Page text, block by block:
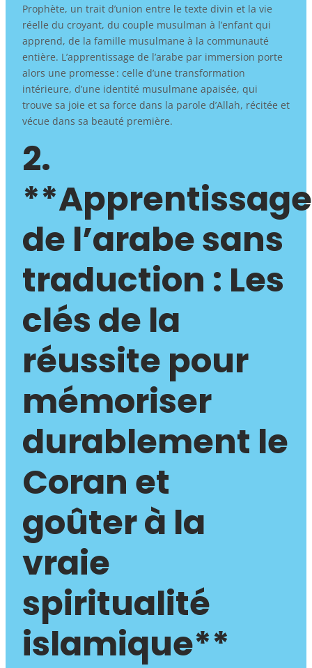
Prophète, un trait d’union entre le texte divin et la vie
réelle du croyant, du couple musulman à l’enfant qui
apprend, de la famille musulmane à la communauté
entière. L’apprentissage de l’arabe par immersion porte
alors une promesse : celle d’une transformation
intérieure, d’une identité musulmane apaisée, qui
trouve sa joie et sa force dans la parole d’Allah, récitée et
vécue dans sa beauté première.
2.
**Apprentissage
de l’arabe sans
traduction : Les
clés de la
réussite pour
mémoriser
durablement le
Coran et
goûter à la
vraie
spiritualité
islamique**